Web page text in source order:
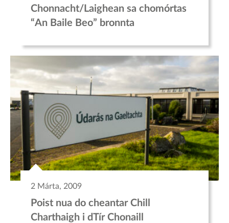
Chonnacht/Laighean sa chomórtas
“An Baile Beo” bronnta
2 Márta, 2009
Poist nua do cheantar Chill
Charthaigh i dTír Chonaill